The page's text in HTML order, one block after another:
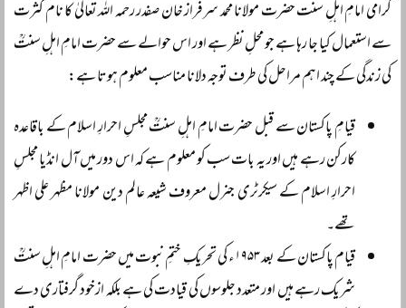
گرامی امامِ اہلِ سنت حضرت مولانا محمد سرفراز خان صفدر رحمہ اللہ تعالیٰ کا نام کثرت
سے استعمال کیا جا رہا ہے جو محلِ نظر ہے اور اس حوالے سے حضرت امامِ اہلِ سنتؒ
کی زندگی کے چند اہم مراحل کی طرف توجہ دلانا مناسب معلوم ہوتا ہے:
قیامِ پاکستان سے قبل حضرت امامِ اہلِ سنتؒ مجلسِ احرارِ اسلام کے باقاعدہ
کارکن رہے ہیں اور یہ بات سب کو معلوم ہے کہ اس دور میں آل انڈیا مجلسِ
احرارِ اسلام کے سیکرٹری جنرل معروف شیعہ عالم دین مولانا مظہر علی اظہر
تھے۔
قیام پاکستان کے بعد ۱۹۵۳ء کی تحریکِ ختمِ نبوت میں حضرت امامِ اہلِ سنتؒ
شریک رہے ہیں اور متعدد جلوسوں کی قیادت کی ہے بلکہ ازخود گرفتاری دے